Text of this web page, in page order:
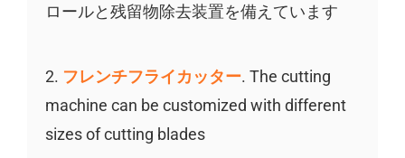
ロールと残留物除去装置を備えています
2. フレンチフライカッター. The cutting
machine can be customized with different
sizes of cutting blades